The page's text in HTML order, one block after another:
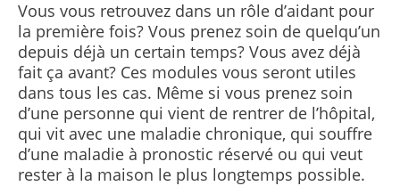
Vous vous retrouvez dans un rôle d’aidant pour
la première fois? Vous prenez soin de quelqu’un
depuis déjà un certain temps? Vous avez déjà
fait ça avant? Ces modules vous seront utiles
dans tous les cas. Même si vous prenez soin
d’une personne qui vient de rentrer de l’hôpital,
qui vit avec une maladie chronique, qui souffre
d’une maladie à pronostic réservé ou qui veut
rester à la maison le plus longtemps possible.